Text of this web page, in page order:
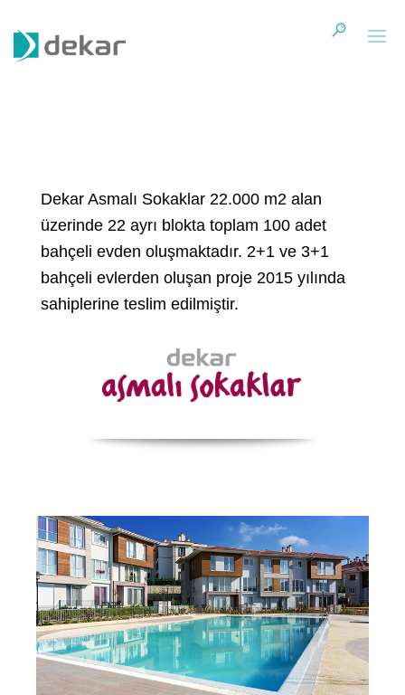
Dekar Asmalı Sokaklar 22.000 m2 alan
üzerinde 22 ayrı blokta toplam 100 adet
bahçeli evden oluşmaktadır. 2+1 ve 3+1
bahçeli evlerden oluşan proje 2015 yılında
sahiplerine teslim edilmiştir.